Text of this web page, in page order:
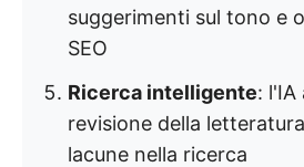
suggerimenti sul tono e
SEO
Ricerca intelligente: l'IA
revisione della
lacune nella ricerca